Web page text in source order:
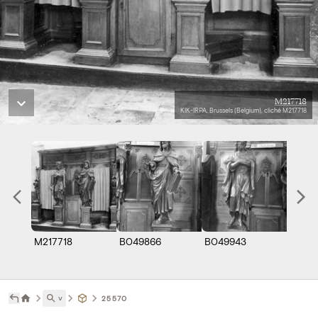
M217718
KIK-IRPA, Brussels (Belgium), cliché M217718
M217718 B049866 B049943
˅ 25570